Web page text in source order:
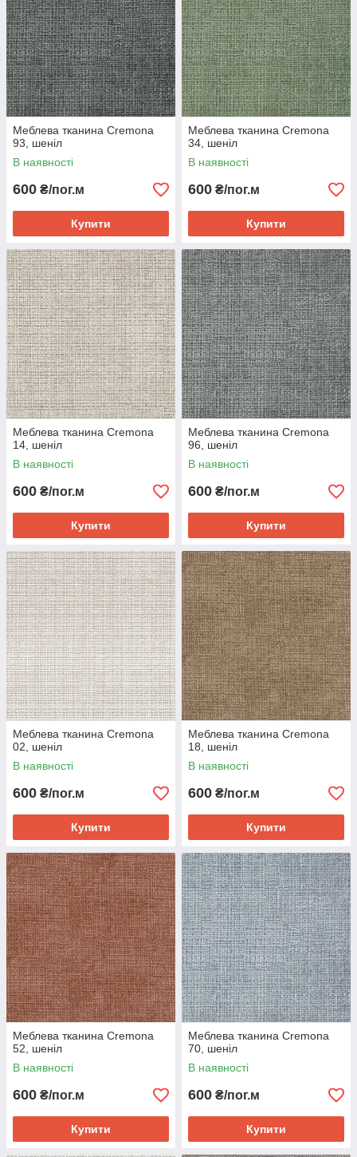
Меблева тканина Cremona
93, шеніл
В наявності
600 ₴/пог.м
Купити
Меблева тканина Cremona
34, шеніл
В наявності
600 ₴/пог.м
Купити
Меблева тканина Cremona
14, шеніл
В наявності
600 ₴/пог.м
Купити
Меблева тканина Cremona
96, шеніл
В наявності
600 ₴/пог.м
Купити
Меблева тканина Cremona
02, шеніл
В наявності
600 ₴/пог.м
Купити
Меблева тканина Cremona
18, шеніл
В наявності
600 ₴/пог.м
Купити
Меблева тканина Cremona
52, шеніл
В наявності
600 ₴/пог.м
Купити
Меблева тканина Cremona
70, шеніл
В наявності
600 ₴/пог.м
Купити